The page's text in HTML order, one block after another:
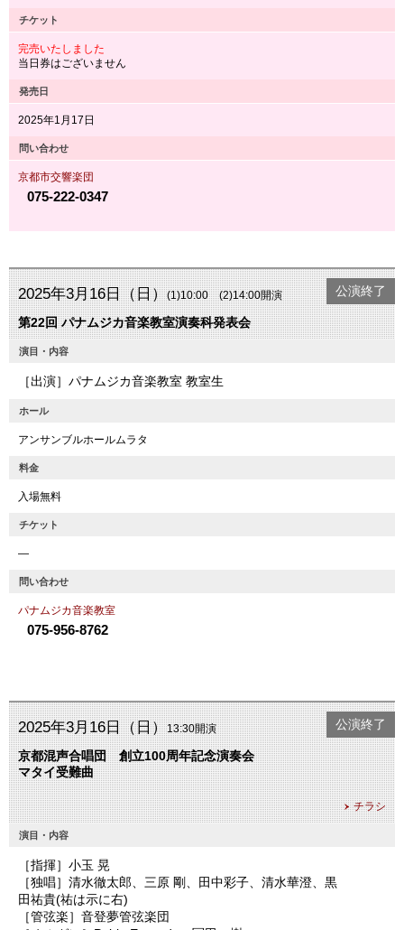
チケット
完売いたしました
当日券はございません
発売日
2025年1月17日
問い合わせ
京都市交響楽団
075-222-0347
2025年3月16日（日）(1)10:00 (2)14:00開演
第22回 パナムジカ音楽教室演奏科発表会
公演終了
演目・内容
［出演］パナムジカ音楽教室 教室生
ホール
アンサンブルホールムラタ
料金
入場無料
チケット
―
問い合わせ
パナムジカ音楽教室
075-956-8762
2025年3月16日（日）13:30開演
京都混声合唱団 創立100周年記念演奏会
マタイ受難曲
チラシ
公演終了
演目・内容
［指揮］小玉 晃
［独唱］清水徹太郎、三原 剛、田中彩子、清水華澄、黒
田祐貴(祐は示に右)
［管弦楽］音登夢管弦楽団